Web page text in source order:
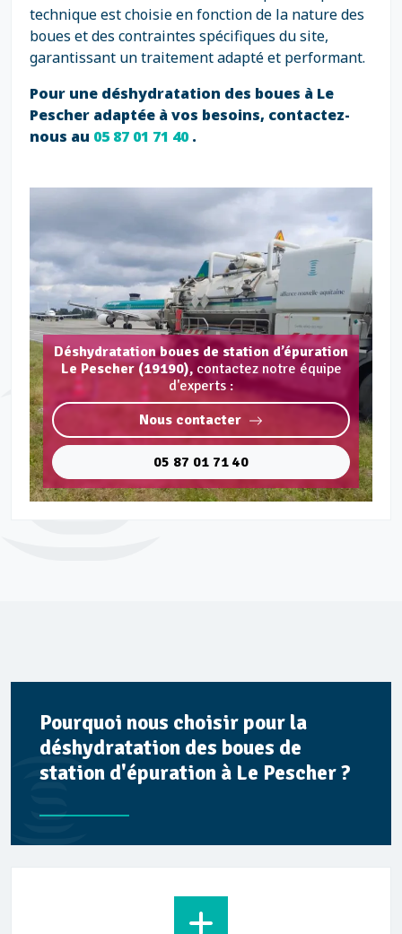
technique est choisie en fonction de la nature des
boues et des contraintes spécifiques du site,
garantissant un traitement adapté et performant.
Pour une déshydratation des boues à Le
Pescher adaptée à vos besoins, contactez-
nous au 05 87 01 71 40.
Déshydratation boues de station d’épuration
Le Pescher (19190), contactez notre équipe
d'experts :
Nous contacter
05 87 01 71 40
Pourquoi nous choisir pour la
déshydratation des boues de
station d'épuration à Le Pescher ?